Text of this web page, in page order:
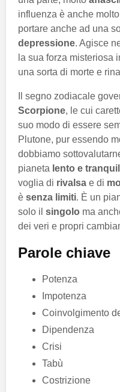
influenza è anche
portare anche ad una
depressione. Agisce
la sua forza misteriosa
una sorta di morte e
Il segno zodiacale
Scorpione, le cui
suo modo di essere
Plutone, pur essendo
dobbiamo
pianeta lento e
voglia di rivalsa e di
è senza limiti. È un
solo il singolo ma
dei veri e propri
Parole chiave
Potenza
Impotenza
Coinvolgimento
Dipendenza
Crisi
Tabù
Costrizione